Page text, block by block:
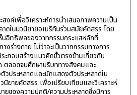
ค์เพื่อวิเคราะห์การนำเสนอภาพความเป็น
ดในนวนิยายอเมริกันร่วมสมัยคัดสรร โดย
นอิทธิพลของวาทกรรมกระแสหลักที่
งร่างกาย ไม่ว่าจะเป็นวาทกรรมทางการ
ะกอบสร้างแนวคิดขั้วตรงข้ามเกี่ยวกับ
ตลอดจนศึกษาบริบททางสังคมและ
ประหลาดและนักแสดงตัวประหลาดใน
นิยายคัดสรร เพื่อเปรียบเทียบและวิเคราะห์
ยของความปกติ/ความประหลาดซึ่งมีการ